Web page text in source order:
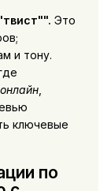
Это
и тону.
,
ключевые
по